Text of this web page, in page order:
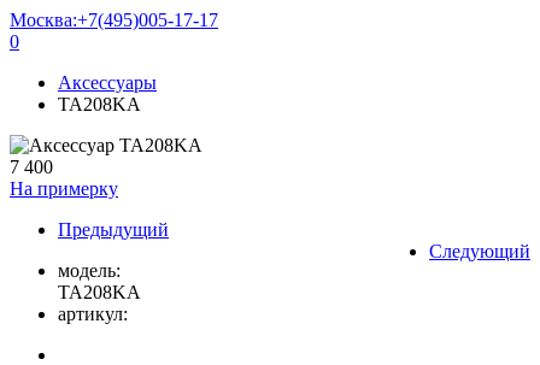
Москва:+7(495)005-17-17
0
Аксессуары
TA208KA
7 400
На примерку
Предыдущий
Следующий
модель:
TA208KA
артикул: